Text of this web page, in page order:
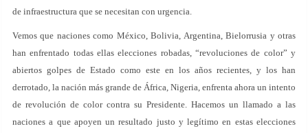
de infraestructura que se necesitan con urgencia.
Vemos que naciones como México, Bolivia, Argentina, Bielorrusia y otras
han enfrentado todas ellas elecciones robadas, “revoluciones de color” y
abiertos golpes de Estado como este en los años recientes, y los han
derrotado, la nación más grande de África, Nigeria, enfrenta ahora un intento
de revolución de color contra su Presidente. Hacemos un llamado a las
naciones a que apoyen un resultado justo y legítimo en estas elecciones